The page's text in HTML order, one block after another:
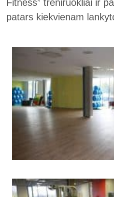
Fitness” treniruokliai ir
patars kiekvienam